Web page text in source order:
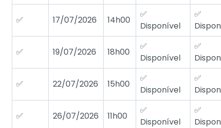
✅ 17/07/2026 14h00
✅
Disponível
✅
✅ 19/07/2026 18h00
✅
Disponível
✅
✅ 22/07/2026 15h00
✅
Disponível
✅
✅ 26/07/2026 11h00
✅
Disponível
✅